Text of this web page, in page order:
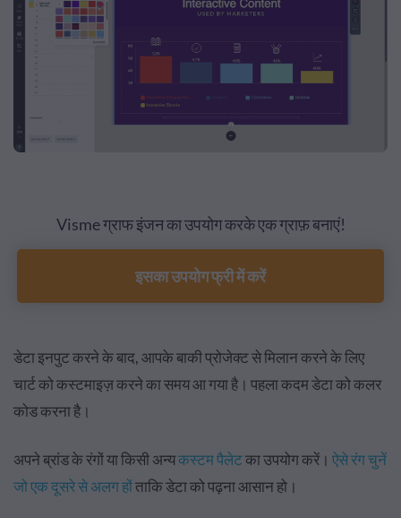
Visme ग्राफ इंजन का उपयोग करके एक ग्राफ़ बनाएं!
इसका उपयोग फ्री में करें
डेटा इनपुट करने के बाद, आपके बाकी प्रोजेक्ट से मिलान करने के लिए
चार्ट को कस्टमाइज़ करने का समय आ गया है। पहला कदम डेटा को कलर
कोड करना है।
अपने ब्रांड के रंगों या किसी अन्यकस्टम पैलेटका उपयोग करें। ऐसे रंग चुनें
जो एक दूसरे से अलग होंताकि डेटा को पढ़ना आसान हो।